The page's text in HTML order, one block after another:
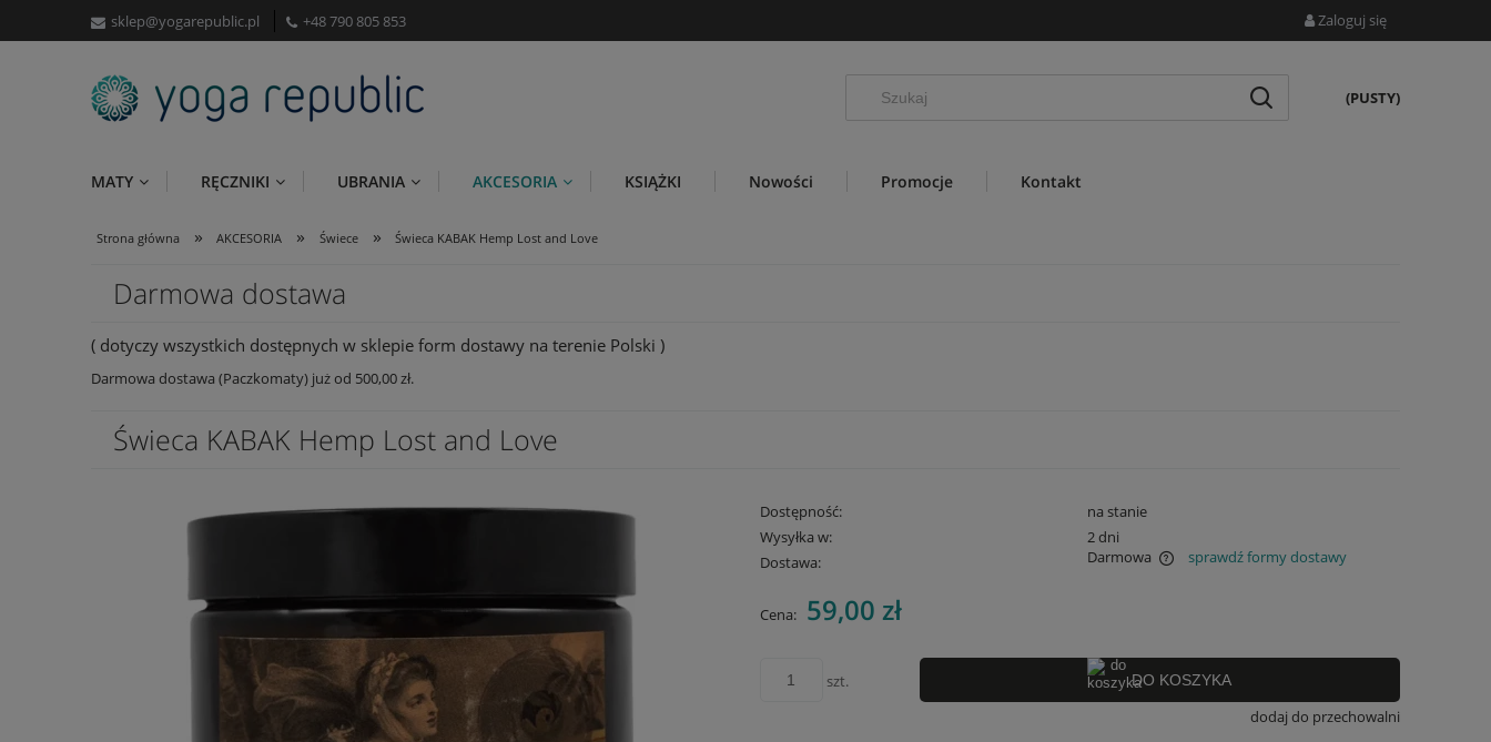
sklep@yogarepublic.pl +48 790 805 853 Zaloguj się
(PUSTY)
MATY RĘCZNIKI UBRANIA AKCESORIA KSIĄŻKI Nowości Promocje Kontakt
Strona główna » AKCESORIA » Świece » Świeca KABAK Hemp Lost and Love
Darmowa dostawa
( dotyczy wszystkich dostępnych w sklepie form dostawy na terenie Polski )
Darmowa dostawa (Paczkomaty) już od 500,00 zł.
Świeca KABAK Hemp Lost and Love
Dostępność:
na stanie
Wysyłka w:
2 dni
Dostawa:
Darmowa
Cena nie zawiera ewentualnych kosztów
płatności
sprawdź formy dostawy
Cena: 59,00 zł
szt. DO KOSZYKA
dodaj do przechowalni